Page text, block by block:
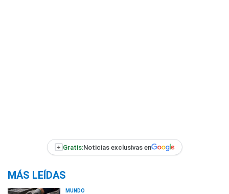
+ Gratis:Noticias exclusivas en
MÁS LEÍDAS
MUNDO